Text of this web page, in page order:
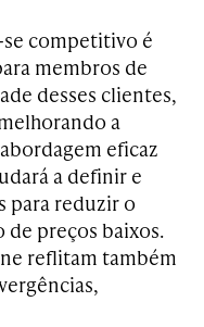
competitivo é
membros de
desses clientes,
a
eficaz
a definir e
para reduzir o
de preços baixos.
reflitam também